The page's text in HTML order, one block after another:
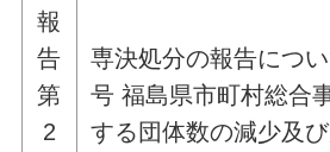
報
告
第
2
専決処分の報告につ
号 福島県市町村総合
する団体数の減少及び